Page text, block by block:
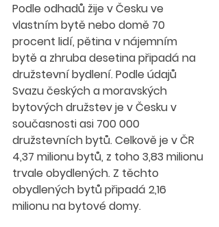
Podle odhadů žije v Česku ve
vlastním bytě nebo domě 70
procent lidí, pětina v nájemním
bytě a zhruba desetina připadá na
družstevní bydlení. Podle údajů
Svazu českých a moravských
bytových družstev je v Česku v
současnosti asi 700 000
družstevních bytů. Celkově je v ČR
4,37 milionu bytů, z toho 3,83 milionu
trvale obydlených. Z těchto
obydlených bytů připadá 2,16
milionu na bytové domy.